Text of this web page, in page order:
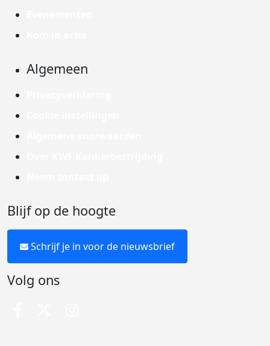
Algemeen
Blijf op de hoogte
Schrijf je in voor de nieuwsbrief
Volg ons